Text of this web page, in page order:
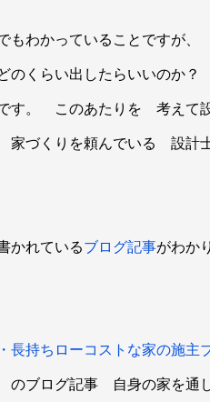
わかっていることですが、
のくらい出したらいいのか
す。 このあたりを 考えて
家づくりを頼んでいる 設計
かれているブログ記事がわか
長持ちローコストな家の施主
のブログ記事 自身の家を通